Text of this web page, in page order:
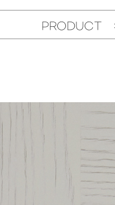
PRODUCT